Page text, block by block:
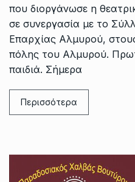
που διοργάνωσε η
σε συνεργασία με το
Επαρχίας Αλμυρού,
πόλης του Αλμυρού.
παιδιά. Σήμερα
Περισσότερα